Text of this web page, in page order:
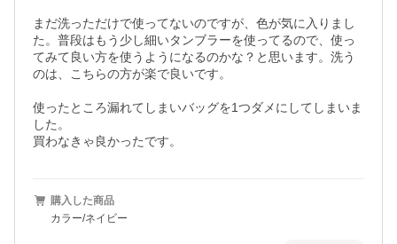
まだ洗っただけで使ってないのですが、色が気に入りまし
た。普段はもう少し細いタンブラーを使ってるので、使っ
てみて良い方を使うようになるのかな？と思います。洗う
のは、こちらの方が楽で良いです。
使ったところ漏れてしまいバッグを1つダメにしてしまいま
した。
買わなきゃ良かったです。
購入した商品
カラー/ネイビー